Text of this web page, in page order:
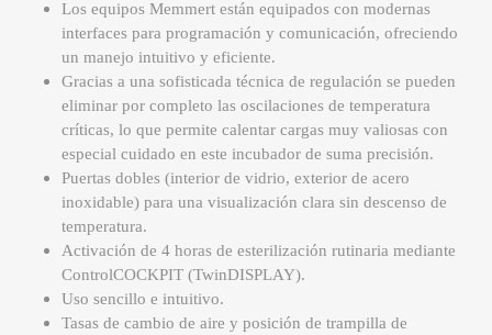
Los equipos Memmert están equipados con modernas
interfaces para programación y comunicación, ofreciendo
un manejo intuitivo y eficiente.
Gracias a una sofisticada técnica de regulación se pueden
eliminar por completo las oscilaciones de temperatura
críticas, lo que permite calentar cargas muy valiosas con
especial cuidado en este incubador de suma precisión.
Puertas dobles (interior de vidrio, exterior de acero
inoxidable) para una visualización clara sin descenso de
temperatura.
Activación de 4 horas de esterilización rutinaria mediante
ControlCOCKPIT (TwinDISPLAY).
Uso sencillo e intuitivo.
Tasas de cambio de aire y posición de trampilla de